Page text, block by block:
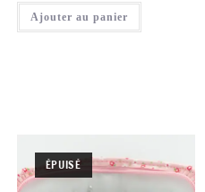
Ajouter au panier
ÉPUISÉ